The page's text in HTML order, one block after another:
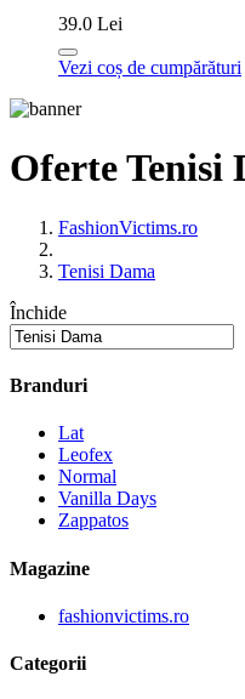
39.0 Lei
Vezi coș de cumpărături
Oferte Tenisi
FashionVictims.ro
Tenisi Dama
Închide
Branduri
Lat
Leofex
Normal
Vanilla Days
Zappatos
Magazine
fashionvictims.ro
Categorii